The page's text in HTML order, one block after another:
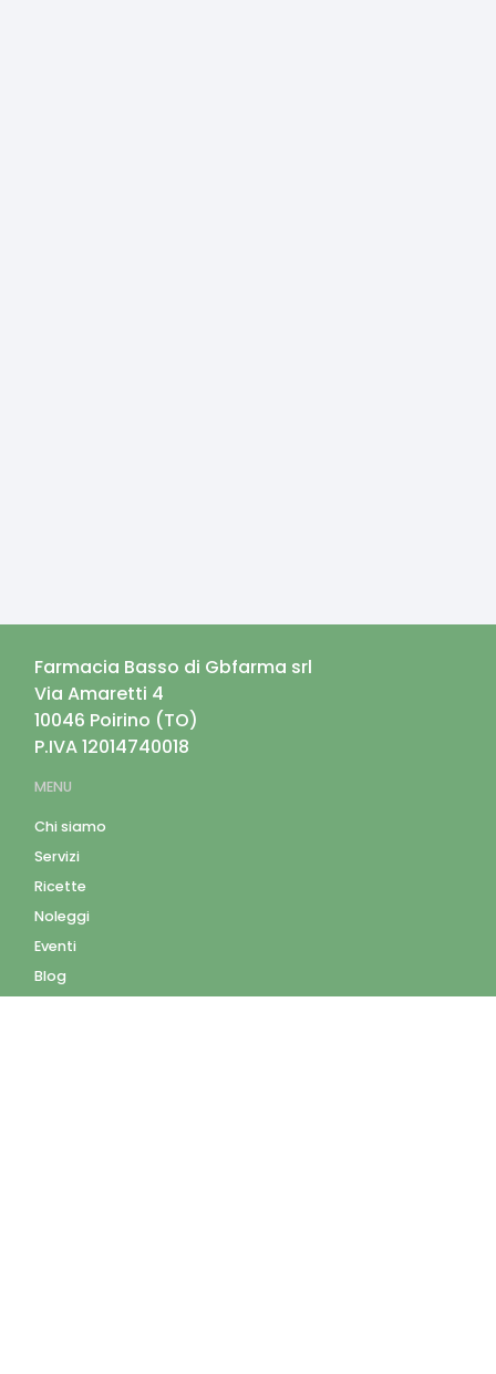
Farmacia Basso di Gbfarma srl
Via Amaretti 4
10046 Poirino (TO)
P.IVA12014740018
MENU
Chi siamo
Servizi
Ricette
Noleggi
Eventi
Blog